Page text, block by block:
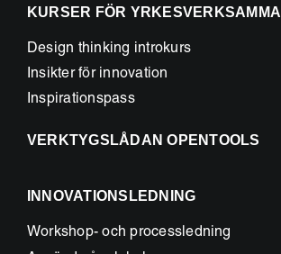
KURSER FÖR YRKESVERKSAMMA
Design thinking introkurs
Insikter för innovation
Inspirationspass
VERKTYGSLÅDAN OPENTOOLS
INNOVATIONSLEDNING
Workshop- och processledning